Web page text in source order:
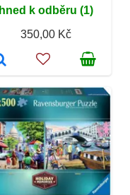
Ihned k odběru (1)
350,00 Kč